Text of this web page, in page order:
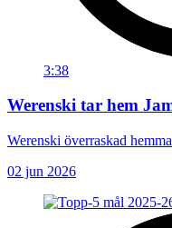
3:38
Werenski tar hem
Werenski överraskad
02 jun 2026